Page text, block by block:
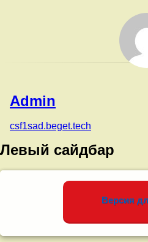
Admin
csf1sad.beget.tech
Левый сайдбар
Версия